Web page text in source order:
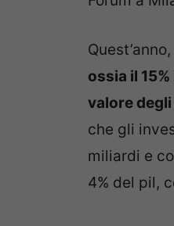
ossia il
valore
che gli
miliardi e
4% del pil,